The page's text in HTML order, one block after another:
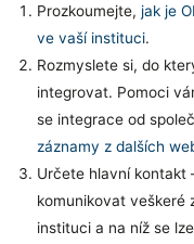
Prozkoumejte, jak je
ve vaší instituci.
Rozmyslete si, do
integrovat. Pomoci
se integrace od
záznamy z dalších
Určete hlavní kontakt
komunikovat veškeré
instituci a na níž se